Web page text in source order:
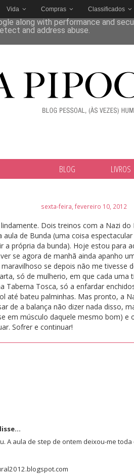
Vida Compras Classificados
BLOG LIVROS
sexta-feira, fevereiro 10, 2012
Dois treinos com a Nazi do
aula de Bunda (uma coisa
a própria da bunda). Hoje estou para
se agora de manhã ainda apanho
se depois não me tivesse
só de mulherio, em que cada uma
Taberna Tosca, só a enfardar
até bateu palminhas. Mas pronto, a
de a balança não dizer nada disso,
em músculo daquele mesmo bom) e
Sofrer e continuar!
A aula de step de ontem deixou-me
from Google to deliver its
along with performance and
and address abuse.